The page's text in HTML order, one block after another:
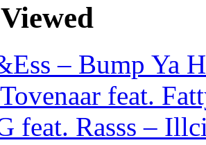
– Bump Ya
feat.
feat. Rasss –